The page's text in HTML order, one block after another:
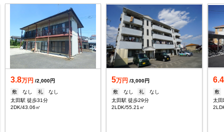
3.8万円 /2,000円
敷
なし 礼
なし
太田駅 徒歩31分
2DK/43.06㎡
5万円 /3,000円
敷
なし 礼
なし
太田駅 徒歩29分
2LDK/55.21㎡
6.4
敷
太